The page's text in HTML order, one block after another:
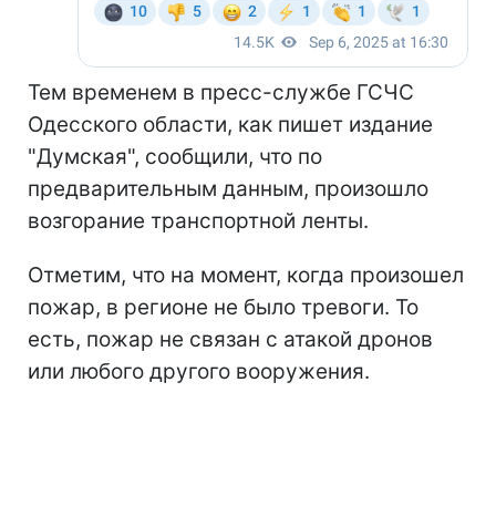
Тем временем в пресс-службе ГСЧС
Одесского области, как пишет издание
"Думская", сообщили, что по
предварительным данным, произошло
возгорание транспортной ленты.
Отметим, что на момент, когда произошел
пожар, в регионе не было тревоги. То
есть, пожар не связан с атакой дронов
или любого другого вооружения.